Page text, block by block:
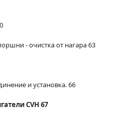
- очистка от нагара 63
и установка. 66
CVH 67